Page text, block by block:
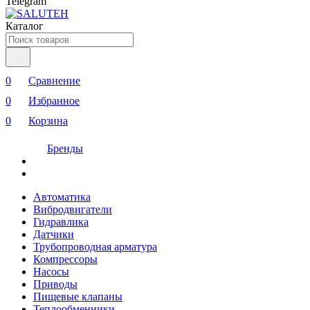
Каталог
0
Сравнение
0
Избранное
0
Корзина
Бренды
Автоматика
Вибродвигатели
Гидравлика
Датчики
Трубопроводная арматура
Компрессоры
Насосы
Приводы
Пищевые клапаны